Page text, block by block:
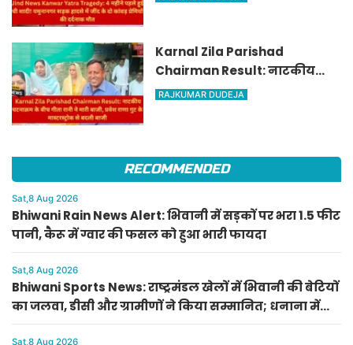
Karnal Zila Parishad
Chairman Result: नाटकीय
घटनाक्रम के बीच गीता रानी ने
RAJKUMAR DUDEJA
RECOMMENDED
Sat,8 Aug 2026
Bhiwani Rain News Alert: भिवानी में सड़कों पर भरा 1.5 फीट
पानी, कैरू में ग्वार की फसल को हुआ भारी फायदा
Sat,8 Aug 2026
Bhiwani Sports News: राष्ट्रमंडल खेलों में भिवानी की बेटियों
का जलवा, डीसी और ग्रामीणों ने किया सम्मानित; धनाना में
खेल स्टेडियम की मांग
Sat,8 Aug 2026